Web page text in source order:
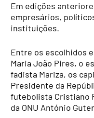
Em edições
empresários,
instituições.
Entre os escolhidos
Maria João Pires, o
fadista Mariza, os
Presidente da
futebolista Cristiano
da ONU António